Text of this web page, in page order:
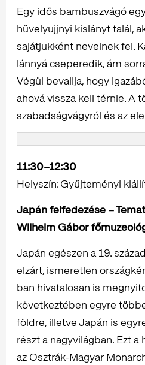
Egy idős bambuszvágó
hüvelyujjnyi kislányt talál,
sajátjukként nevelnek fel.
lánnyá cseperedik, ám
Végül bevallja, hogy
ahová vissza kell térnie. A
szabadságvágyról és az
11:30–12:30
Helyszín: Gyűjteményi
Japán felfedezése –
Wilhelm Gábor
Japán egészen a 19.
elzárt, ismeretlen
ban hivatalosan is
következtében egyre
földre, illetve Japán is
részt a nagyvilágban. Ezt
az Osztrák-Magyar